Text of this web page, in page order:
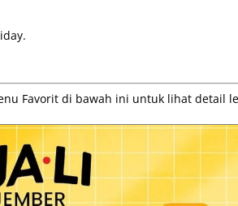
Favorit di bawah ini untuk lihat detail